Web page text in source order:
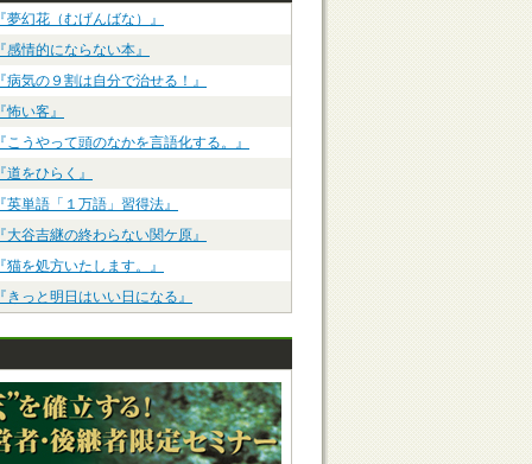
『夢幻花（むげんばな）』
『感情的にならない本』
『病気の９割は自分で治せる！』
『怖い客』
『こうやって頭のなかを言語化する。』
『道をひらく』
『英単語「１万語」習得法』
『大谷吉継の終わらない関ケ原』
『猫を処方いたします。』
『きっと明日はいい日になる』